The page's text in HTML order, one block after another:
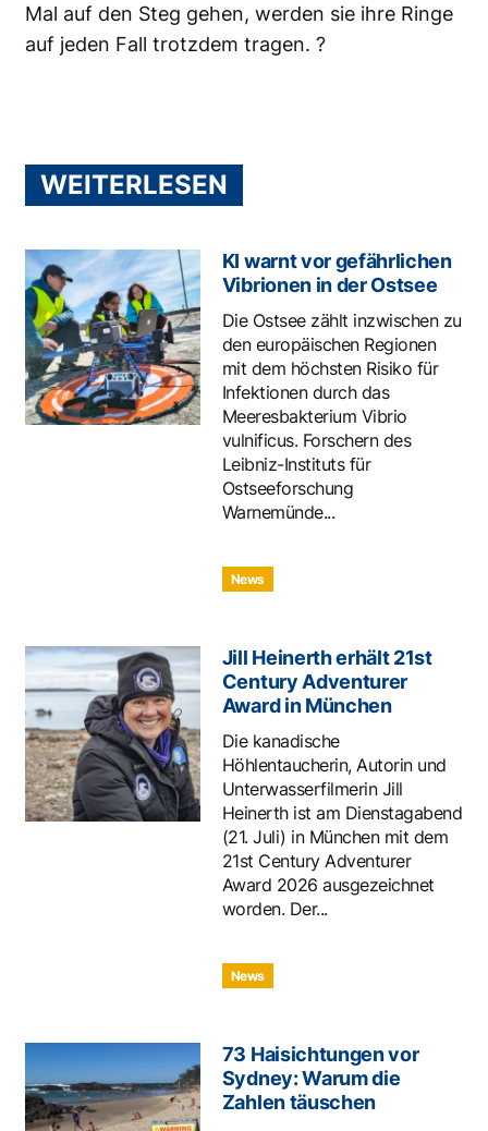
Mal auf den Steg gehen, werden sie ihre Ringe
auf jeden Fall trotzdem tragen. ?
WEITERLESEN
KI warnt vor gefährlichen
Vibrionen in der Ostsee
Die Ostsee zählt inzwischen zu
den europäischen Regionen
mit dem höchsten Risiko für
Infektionen durch das
Meeresbakterium Vibrio
vulnificus. Forschern des
Leibniz-Instituts für
Ostseeforschung
Warnemünde...
News
Jill Heinerth erhält 21st
Century Adventurer
Award in München
Die kanadische
Höhlentaucherin, Autorin und
Unterwasserfilmerin Jill
Heinerth ist am Dienstagabend
(21. Juli) in München mit dem
21st Century Adventurer
Award 2026 ausgezeichnet
worden. Der...
News
73 Haisichtungen vor
Sydney: Warum die
Zahlen täuschen